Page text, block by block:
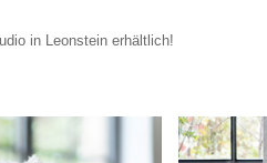
in Leonstein erhältlich!